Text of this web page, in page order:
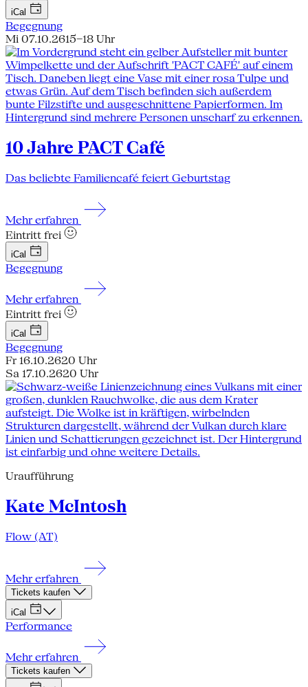
iCal
Begegnung
Mi 07.10.2615–18 Uhr
10 Jahre PACT Café
Das beliebte Familiencafé feiert Geburtstag
Mehr erfahren
Eintritt frei
iCal
Begegnung
Mehr erfahren
Eintritt frei
iCal
Begegnung
Fr 16.10.2620 Uhr
Sa 17.10.2620 Uhr
Uraufführung
Kate McIntosh
Flow (AT)
Mehr erfahren
Tickets kaufen
iCal
Performance
Mehr erfahren
Tickets kaufen